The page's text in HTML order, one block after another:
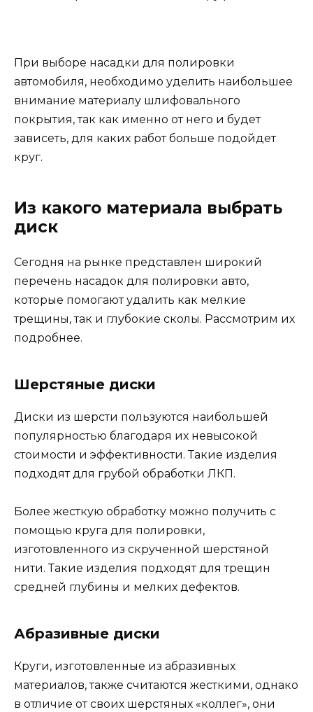
При выборе насадки для полировки
автомобиля, необходимо уделить наибольшее
внимание материалу шлифовального
покрытия, так как именно от него и будет
зависеть, для каких работ больше подойдет
круг.
Из какого материала выбрать
диск
Сегодня на рынке представлен широкий
перечень насадок для полировки авто,
которые помогают удалить как мелкие
трещины, так и глубокие сколы. Рассмотрим их
подробнее.
Шерстяные диски
Диски из шерсти пользуются наибольшей
популярностью благодаря их невысокой
стоимости и эффективности. Такие изделия
подходят для грубой обработки ЛКП.
Более жесткую обработку можно получить с
помощью круга для полировки,
изготовленного из скрученной шерстяной
нити. Такие изделия подходят для трещин
средней глубины и мелких дефектов.
Абразивные диски
Круги, изготовленные из абразивных
материалов, также считаются жесткими, однако
в отличие от своих шерстяных «коллег», они